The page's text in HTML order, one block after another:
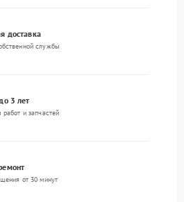
доставка
службы
3 лет
и запчастей
от 30 минут